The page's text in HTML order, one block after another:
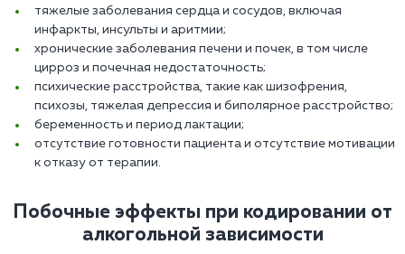
тяжелые заболевания сердца и сосудов, включая
инфаркты, инсульты и аритмии;
хронические заболевания печени и почек, в том числе
цирроз и почечная недостаточность;
психические расстройства, такие как шизофрения,
психозы, тяжелая депрессия и биполярное расстройство;
беременность и период лактации;
отсутствие готовности пациента и отсутствие мотивации
к отказу от терапии.
Побочные эффекты при кодировании от
алкогольной зависимости